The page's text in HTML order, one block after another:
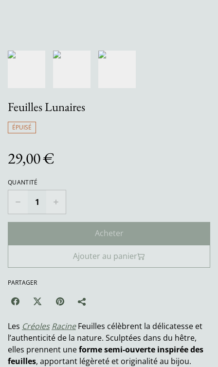
Feuilles Lunaires
ÉPUISÉ
29,00 €
QUANTITÉ
Acheter
Ajouter au panier
PARTAGER
Les Créoles RacineFeuilles célèbrent la délicatesse et
l’authenticité de la nature. Sculptées dans du hêtre,
elles prennent uneforme semi-ouverte inspirée des
feuilles, apportant légèreté et originalité au bijou.